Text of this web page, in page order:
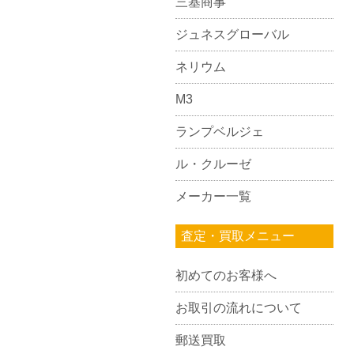
ジュネスグローバル
ネリウム
M3
ランプベルジェ
ル・クルーゼ
メーカー一覧
査定・買取メニュー
初めてのお客様へ
お取引の流れについて
郵送買取